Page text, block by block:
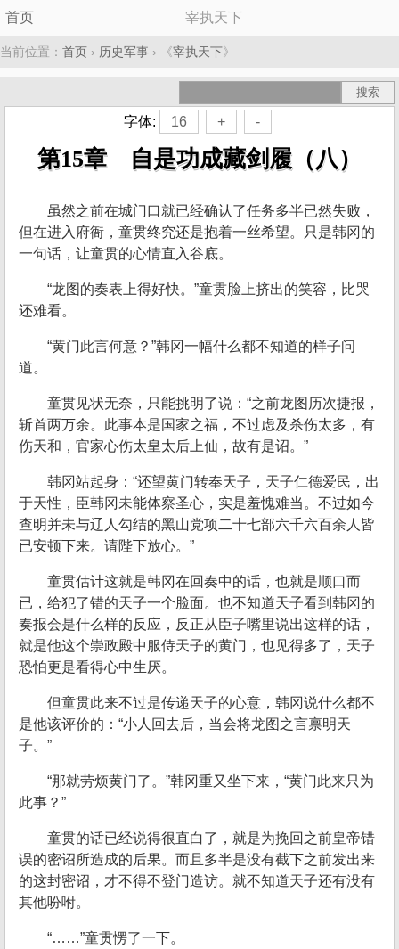
首页 宰执天下
当前位置： 首页 › 历史军事 › 《宰执天下》
字体: 16 + -
第15章 自是功成藏剑履（八）
虽然之前在城门口就已经确认了任务多半已然失败，
但在进入府衙，童贯终究还是抱着一丝希望。只是韩冈的
一句话，让童贯的心情直入谷底。
“龙图的奏表上得好快。”童贯脸上挤出的笑容，比哭
还难看。
“黄门此言何意？”韩冈一幅什么都不知道的样子问
道。
童贯见状无奈，只能挑明了说：“之前龙图历次捷报，
斩首两万余。此事本是国家之福，不过虑及杀伤太多，有
伤天和，官家心伤太皇太后上仙，故有是诏。”
韩冈站起身：“还望黄门转奉天子，天子仁德爱民，出
于天性，臣韩冈未能体察圣心，实是羞愧难当。不过如今
查明并未与辽人勾结的黑山党项二十七部六千六百余人皆
已安顿下来。请陛下放心。”
童贯估计这就是韩冈在回奏中的话，也就是顺口而
已，给犯了错的天子一个脸面。也不知道天子看到韩冈的
奏报会是什么样的反应，反正从臣子嘴里说出这样的话，
就是他这个崇政殿中服侍天子的黄门，也见得多了，天子
恐怕更是看得心中生厌。
但童贯此来不过是传递天子的心意，韩冈说什么都不
是他该评价的：“小人回去后，当会将龙图之言禀明天
子。”
“那就劳烦黄门了。”韩冈重又坐下来，“黄门此来只为
此事？”
童贯的话已经说得很直白了，就是为挽回之前皇帝错
误的密诏所造成的后果。而且多半是没有截下之前发出来
的这封密诏，才不得不登门造访。就不知道天子还有没有
其他吩咐。
“……”童贯愣了一下。